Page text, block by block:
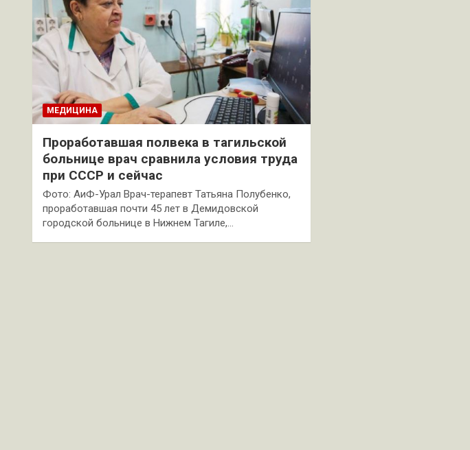
МЕДИЦИНА
Проработавшая полвека в тагильской
больнице врач сравнила условия труда
при СССР и сейчас
Фото: АиФ-Урал Врач-терапевт Татьяна Полубенко,
проработавшая почти 45 лет в Демидовской
городской больнице в Нижнем Тагиле,…